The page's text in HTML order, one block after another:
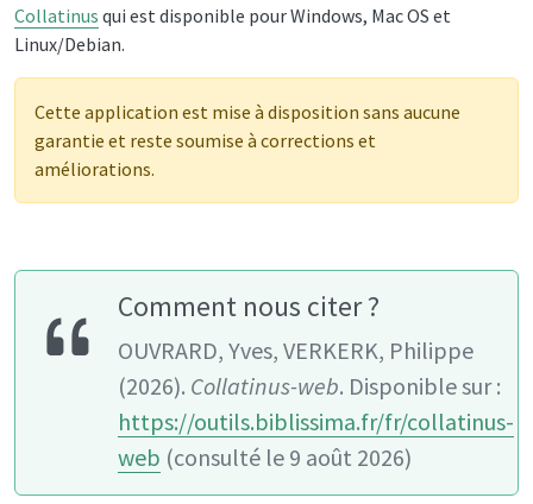
Collatinus qui est disponible pour Windows, Mac OS et
Linux/Debian.
Cette application est mise à disposition sans aucune
garantie et reste soumise à corrections et
améliorations.
Comment nous citer ?
OUVRARD, Yves, VERKERK, Philippe
(2026). Collatinus-web. Disponible sur :
https://outils.biblissima.fr/fr/collatinus-
web (consulté le 9 août 2026)